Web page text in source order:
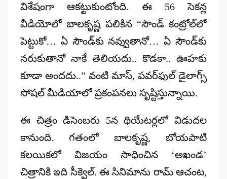
విశేషంగా ఆకట్టుకుంటోంది. ఈ 56 సెకన్ల
వీడియోలో బాలకృష్ణ పలికిన “సౌండ్ కంట్రోల్‌లో
పెట్టుకో… ఏ సౌండ్‌కు నవ్వుతానో… ఏ సౌండ్‌కు
నరుకుతానో నాకే తెలియదు.. కొడకా.. ఊహకు
కూడా అందదు..” వంటి మాస్, పవర్‌ఫుల్ డైలాగ్స్
సోషల్ మీడియాలో ప్రకంపనలు సృష్టిస్తున్నాయి.
ఈ చిత్రం డిసెంబరు 5న థియేటర్లలో విడుదల
కానుంది. గతంలో బాలకృష్ణ, బోయపాటి
కలయికలో విజయం సాధించిన ‘అఖండ’
చిత్రానికి ఇది సీక్వెల్. ఈ సినిమాను రామ్ ఆచంట,